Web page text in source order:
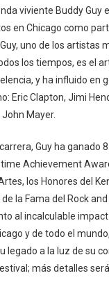
viviente Buddy Guy
en Chicago como
uno de los artistas
los tiempos, es el
y ha influido en
Eric Clapton, Jimi
Mayer.
Guy ha ganado
Achievement
los Honores del
la Fama del Rock
al incalculable
y de todo el
legado a la luz de su
más detalles